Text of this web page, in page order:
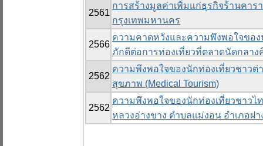
2561
การสร้างมูลค่าเพิ่มแก่ธุรกิจร้านคาร
กรุงเทพมหานคร
2566
ความคาดหวังและความพึงพอใจขอ
ภักดีต่อการท่องเที่ยวที่ตลาดนัดกลา
2562
ความพึงพอใจของนักท่องเที่ยวชาวต่
สุขภาพ (Medical Tourism)
2562
ความพึงพอใจของนักท่องเที่ยวชาวไ
หลวงอ่างขาง ตำบลแม่งอน อำเภอฝา